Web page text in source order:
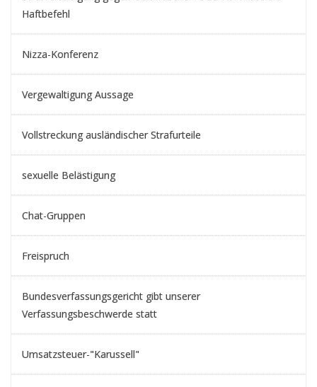
Haftbefehl
Nizza-Konferenz
Vergewaltigung Aussage
Vollstreckung ausländischer Strafurteile
sexuelle Belästigung
Chat-Gruppen
Freispruch
Bundesverfassungsgericht gibt unserer
Verfassungsbeschwerde statt
Umsatzsteuer-"Karussell"